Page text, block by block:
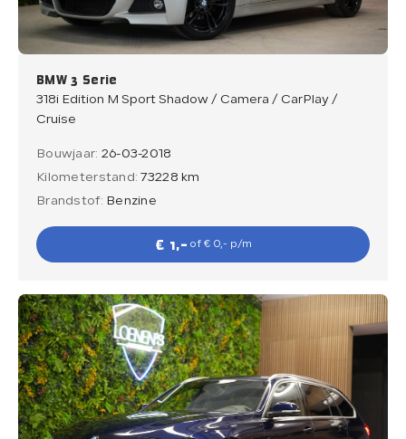
BMW 3 Serie
318i Edition M Sport Shadow / Camera / CarPlay /
Cruise
Bouwjaar: 26-03-2018
Kilometerstand:73228 km
Brandstof: Benzine
€ 1,- of € 0,- p/m